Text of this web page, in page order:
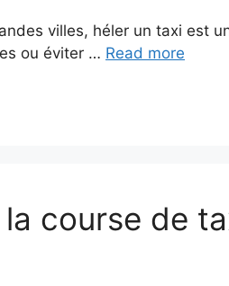
villes, héler un taxi est
ou éviter … Read more
course de